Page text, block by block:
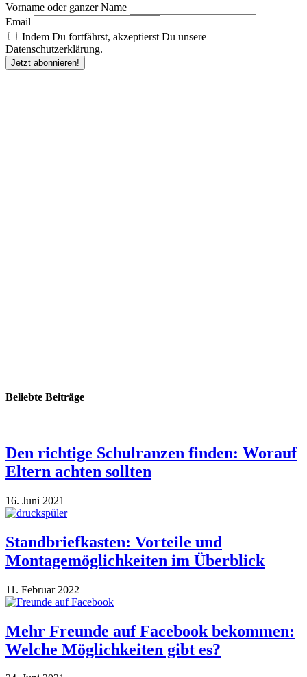
Vorname oder ganzer Name
Email
Indem Du fortfährst, akzeptierst Du unsere
Datenschutzerklärung.
Beliebte Beiträge
Den richtige Schulranzen finden: Worauf
Eltern achten sollten
16. Juni 2021
Standbriefkasten: Vorteile und
Montagemöglichkeiten im Überblick
11. Februar 2022
Mehr Freunde auf Facebook bekommen:
Welche Möglichkeiten gibt es?